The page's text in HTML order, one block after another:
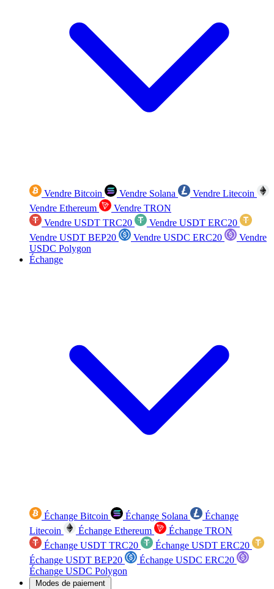
Vendre Bitcoin Vendre Solana
Vendre Litecoin
Vendre Ethereum
Vendre TRON
Vendre USDT TRC20
Vendre USDT ERC20
Vendre USDT BEP20
Vendre USDC ERC20
Vendre
USDC Polygon
Échange
Échange Bitcoin Échange Solana
Échange
Litecoin
Échange Ethereum
Échange TRON
Échange USDT TRC20
Échange USDT ERC20
Échange USDT BEP20
Échange USDC ERC20
Échange USDC Polygon
Modes de paiement